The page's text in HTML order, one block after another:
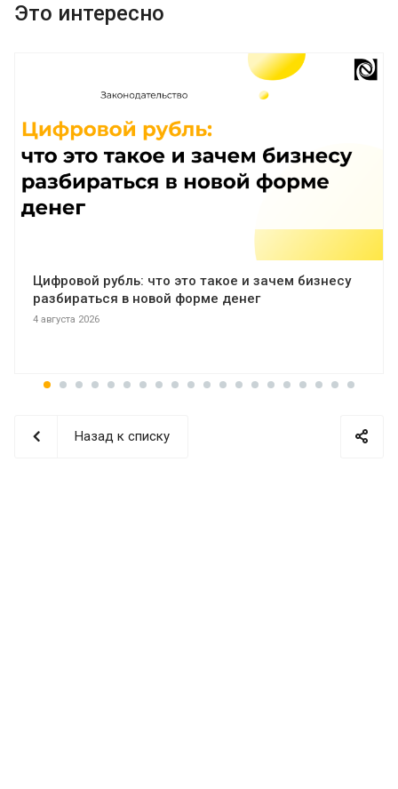
Это интересно
Цифровой рубль: что это такое и зачем бизнесу
разбираться в новой форме денег
4 августа 2026
Назад к списку